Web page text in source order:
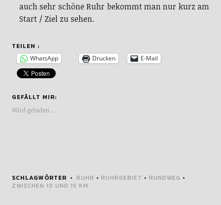
auch sehr schöne Ruhr bekommt man nur kurz am
Start / Ziel zu sehen.
TEILEN :
WhatsApp Drucken E-Mail
GEFÄLLT MIR:
Wird geladen …
SCHLAGWÖRTER RUHR • RUHRGEBIET • RUNDWEG •
ZWISCHEN 10 UND 15 KM